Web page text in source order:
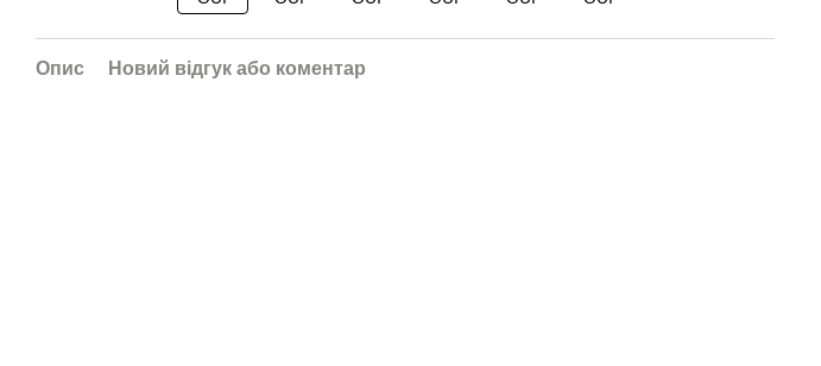
Опис Новий відгук або коментар